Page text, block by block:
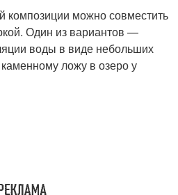
композиции можно совместить
Один из вариантов —
воды в виде небольших
ложу в озеро у